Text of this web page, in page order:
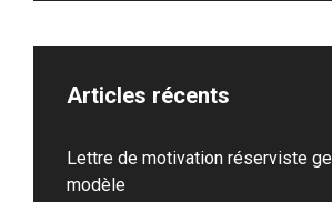
Articles récents
Lettre de motivation réserviste
modèle